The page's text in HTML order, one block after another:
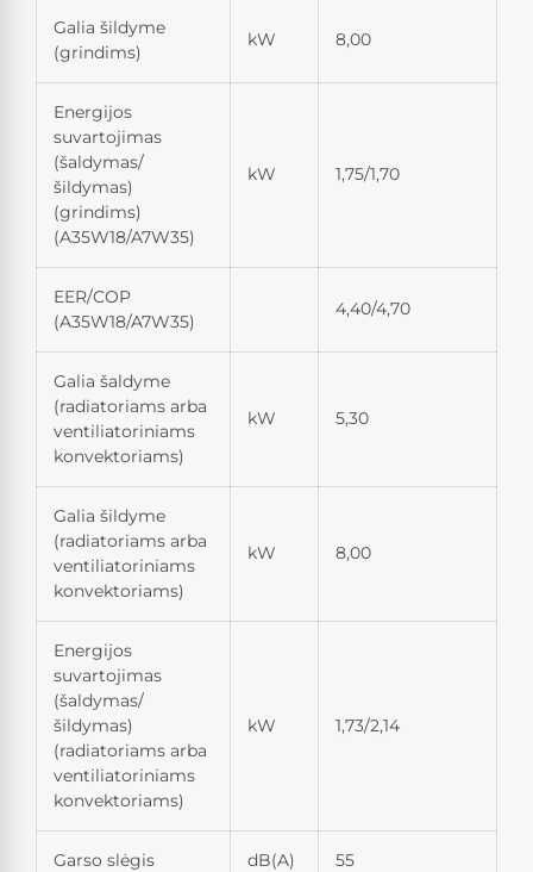
Galia šildyme
(grindims)
kW 8,00
Energijos
suvartojimas
(šaldymas/
šildymas)
(grindims)
(A35W18/A7W35)
kW 1,75/1,70
EER/COP
(A35W18/A7W35)
4,40/4,70
Galia šaldyme
(radiatoriams arba
ventiliatoriniams
konvektoriams)
kW 5,30
Galia šildyme
(radiatoriams arba
ventiliatoriniams
konvektoriams)
kW 8,00
Energijos
suvartojimas
(šaldymas/
šildymas)
(radiatoriams arba
ventiliatoriniams
konvektoriams)
kW 1,73/2,14
Garso slėgis dB(A) 55